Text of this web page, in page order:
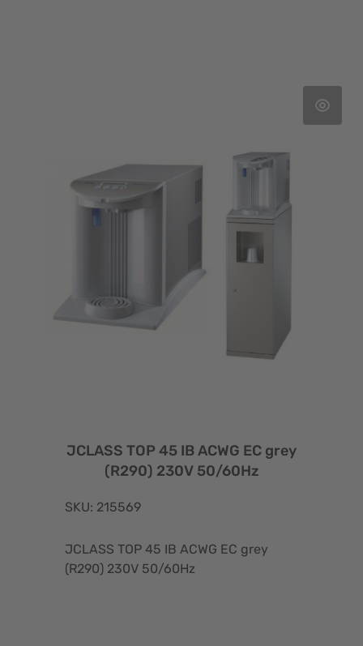
JCLASS TOP 45 IB ACWG EC grey
(R290) 230V 50/60Hz
SKU: 215569
JCLASS TOP 45 IB ACWG EC grey
(R290) 230V 50/60Hz